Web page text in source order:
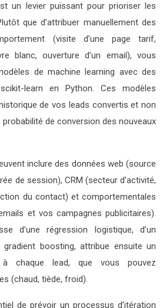
un levier puissant pour prioriser les
que d’attribuer manuellement des
(visite d’une page tarif,
blanc, ouverture d’un email), vous
de machine learning avec des
learn en Python. Ces modèles
de vos leads convertis et non
de conversion des nouveaux
inclure des données web (source
de session), CRM (secteur d’activité,
du contact) et comportementales
et vos campagnes publicitaires).
d’une régression logistique, d’un
boosting, attribue ensuite un
chaque lead, que vous pouvez
(chaud, tiède, froid).
de prévoir un processus d’itération